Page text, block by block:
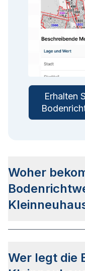
Erhalten
Woher
Stadtteilseiten.
Wer legt die